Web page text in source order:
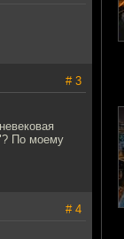
# 3
По моему
# 4